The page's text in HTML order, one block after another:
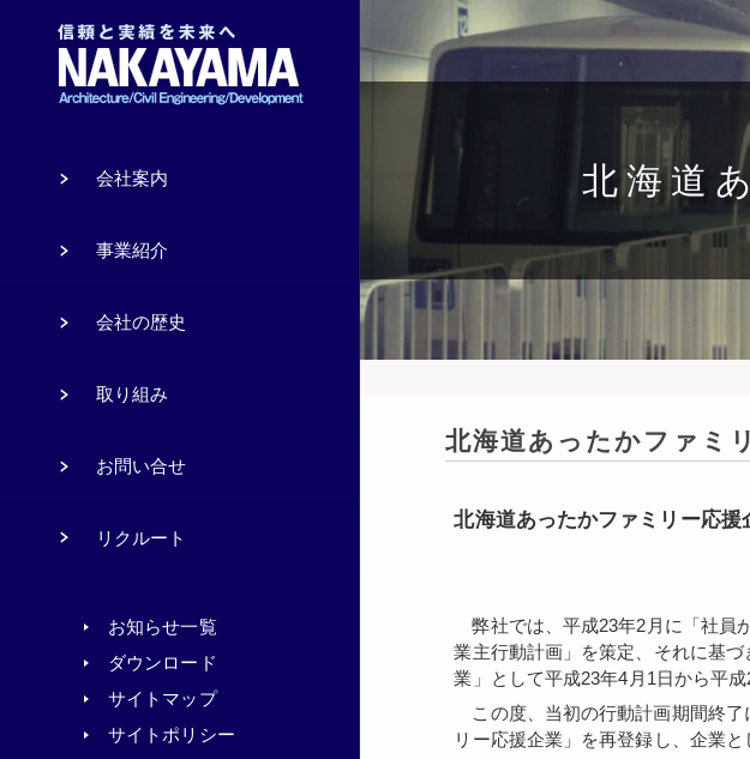
北海道
北海道あったかファミ
北海道あったかファミリー応援
弊社では、平成23年2月に「社員が仕事と子育てを両立させ」「社員全員が働きやすい環境をつくる」ことを基本とする「一般事
業主行動計画」を策定、それに基
業」として平成23年4月1日から平
この度、当初の行動計画期間終了に伴い行動計画内容の見直しを行い「一般事業主行動計画」を更新、「北海道あったかファミ
リー応援企業」を再登録し、企業
会社案内
事業紹介
会社の歴史
取り組み
お問い合せ
リクルート
お知らせ一覧
ダウンロード
サイトマップ
サイトポリシー